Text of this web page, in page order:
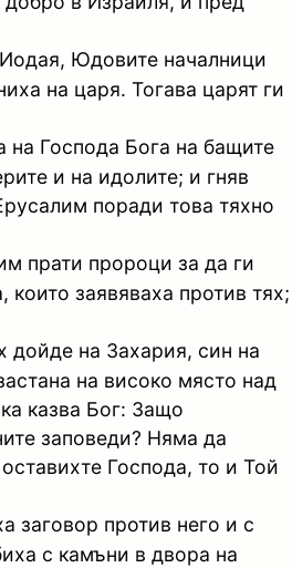
Юдовите началници
на царя. Тогава царят ги
на Господа Бога на бащите
и на идолите; и гняв
поради това тяхно
прати пророци за да ги
които заявяваха против тях;
дойде на Захария, син на
на високо място над
казва Бог: Защо
заповеди? Няма да
Господа, то и Той
заговор против него и с
с камъни в двора на